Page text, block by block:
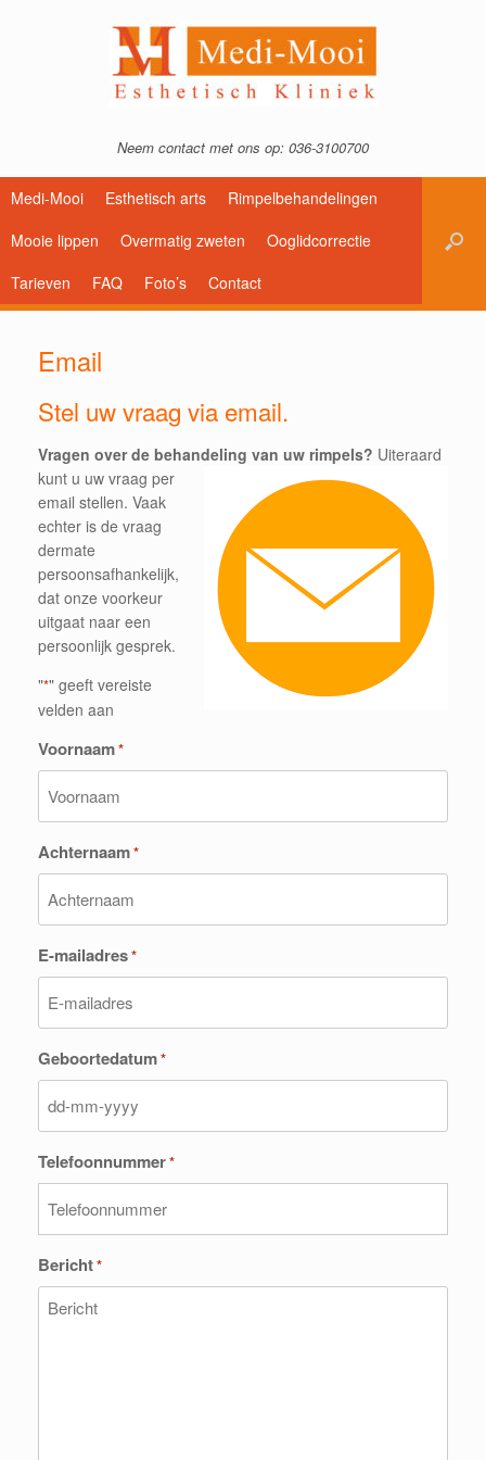
Neem contact met ons op: 036-3100700
Medi-Mooi Esthetisch arts
Rimpelbehandelingen
Mooie lippen
Overmatig zweten
Ooglidcorrectie
Tarieven
FAQ Foto’s Contact
Email
Stel uw vraag via email.
Vragen over de behandeling van uw rimpels? Uiteraard
kunt u uw vraag per
email stellen. Vaak
echter is de vraag
dermate
persoonsafhankelijk,
dat onze voorkeur
uitgaat naar een
persoonlijk gesprek.
"*" geeft vereiste
velden aan
Voornaam*
Achternaam*
E-mailadres*
Geboortedatum*
DD
MM
dash
JJJJ
Telefoonnummer*
Bericht*